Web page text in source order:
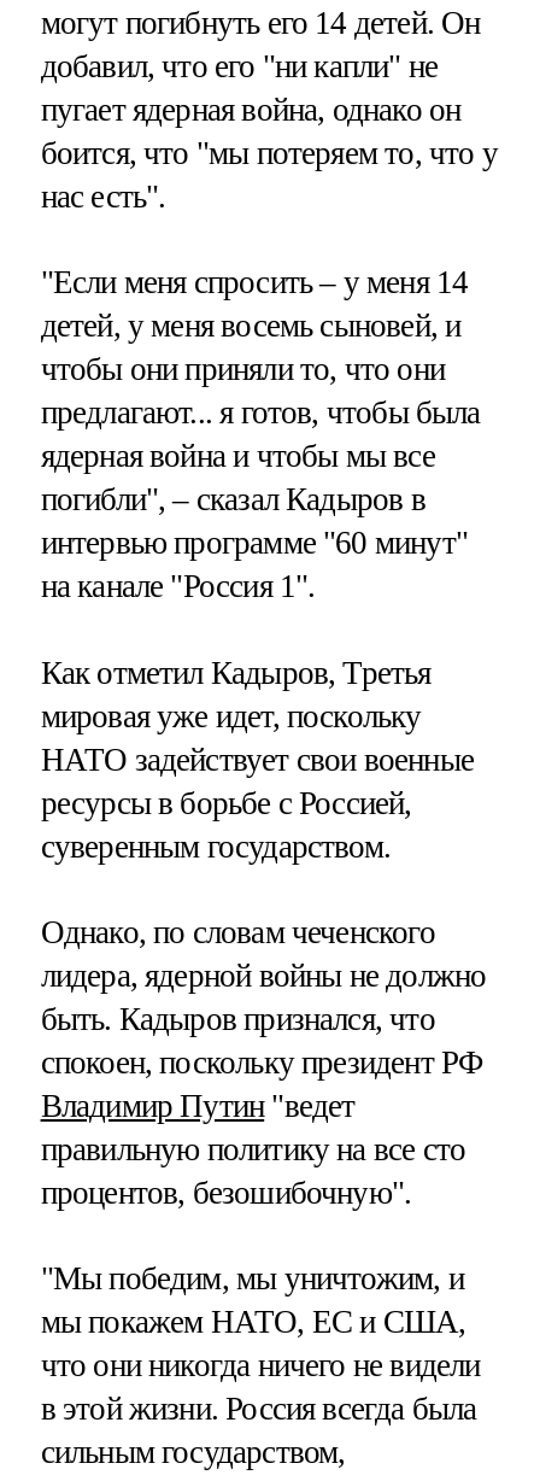
могут погибнуть его 14 детей. Он
добавил, что его "ни капли" не
пугает ядерная война, однако он
боится, что "мы потеряем то, что у
нас есть".
"Если меня спросить – у меня 14
детей, у меня восемь сыновей, и
чтобы они приняли то, что они
предлагают... я готов, чтобы была
ядерная война и чтобы мы все
погибли", – сказал Кадыров в
интервью программе "60 минут"
на канале "Россия 1".
Как отметил Кадыров, Третья
мировая уже идет, поскольку
НАТО задействует свои военные
ресурсы в борьбе с Россией,
суверенным государством.
Однако, по словам чеченского
лидера, ядерной войны не должно
быть. Кадыров признался, что
спокоен, поскольку президент РФ
Владимир Путин"ведет
правильную политику на все сто
процентов, безошибочную".
"Мы победим, мы уничтожим, и
мы покажем НАТО, ЕС и США,
что они никогда ничего не видели
в этой жизни. Россия всегда была
сильным государством,